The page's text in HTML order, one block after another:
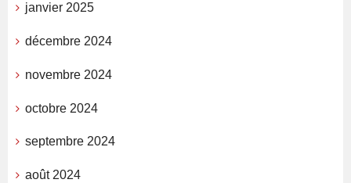
janvier 2025
décembre 2024
novembre 2024
octobre 2024
septembre 2024
août 2024